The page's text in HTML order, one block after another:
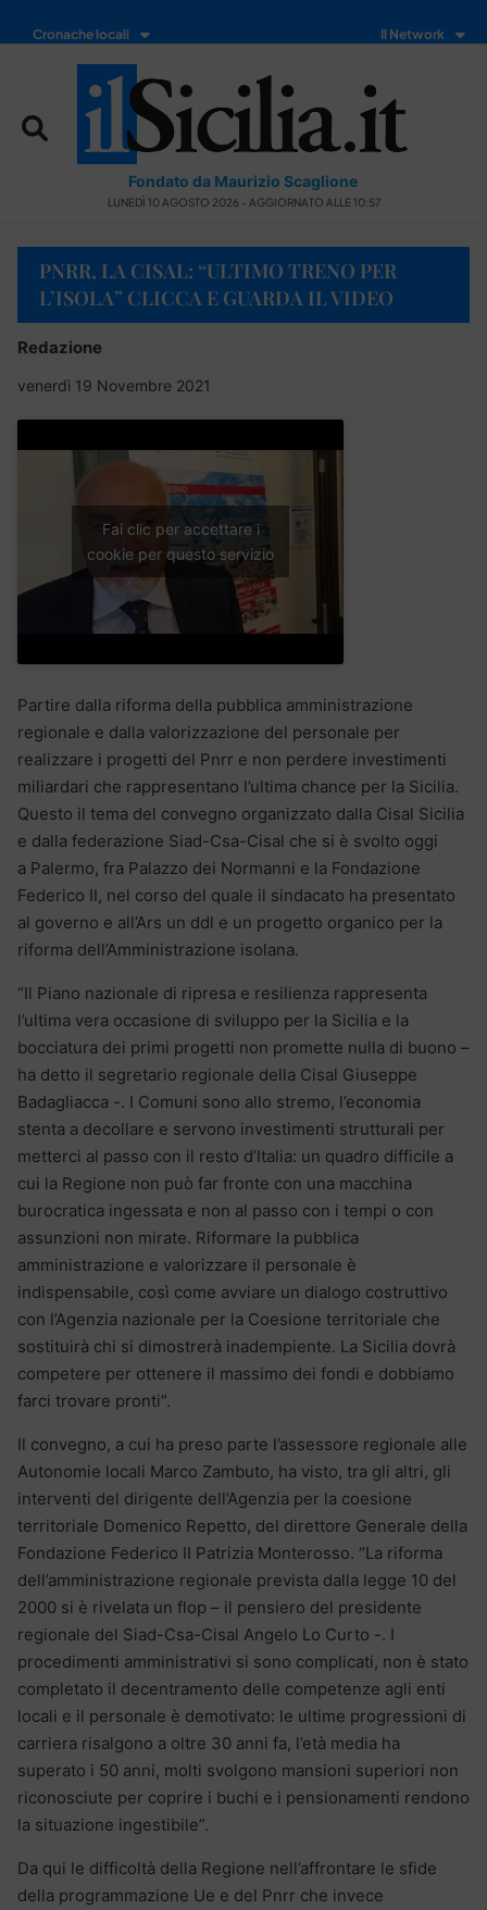
Cronache locali Il Network
Fondato da Maurizio Scaglione
LUNEDÌ 10 AGOSTO 2026 - AGGIORNATO ALLE 10:57
PNRR, LA CISAL: “ULTIMO TRENO PER
L’ISOLA” CLICCA E GUARDA IL VIDEO
Redazione
venerdì 19 Novembre 2021
Fai clic per accettare i
cookie per questo servizio
Partire dalla riforma della pubblica amministrazione
regionale e dalla valorizzazione del personale per
realizzare i progetti del Pnrr e non perdere investimenti
miliardari che rappresentano l’ultima chance per la Sicilia.
Questo il tema del convegno organizzato dalla Cisal Sicilia
e dalla federazione Siad-Csa-Cisal che si è svolto oggi
a Palermo, fra Palazzo dei Normanni e la Fondazione
Federico II, nel corso del quale il sindacato ha presentato
al governo e all’Ars un ddl e un progetto organico per la
riforma dell’Amministrazione isolana.
“Il Piano nazionale di ripresa e resilienza rappresenta
l’ultima vera occasione di sviluppo per la Sicilia e la
bocciatura dei primi progetti non promette nulla di buono –
ha detto il segretario regionale della Cisal Giuseppe
Badagliacca -. I Comuni sono allo stremo, l’economia
stenta a decollare e servono investimenti strutturali per
metterci al passo con il resto d’Italia: un quadro difficile a
cui la Regione non può far fronte con una macchina
burocratica ingessata e non al passo con i tempi o con
assunzioni non mirate. Riformare la pubblica
amministrazione e valorizzare il personale è
indispensabile, così come avviare un dialogo costruttivo
con l’Agenzia nazionale per la Coesione territoriale che
sostituirà chi si dimostrerà inadempiente. La Sicilia dovrà
competere per ottenere il massimo dei fondi e dobbiamo
farci trovare pronti”.
Il convegno, a cui ha preso parte l’assessore regionale alle
Autonomie locali Marco Zambuto, ha visto, tra gli altri, gli
interventi del dirigente dell’Agenzia per la coesione
territoriale Domenico Repetto, del direttore Generale della
Fondazione Federico II Patrizia Monterosso. “La riforma
dell’amministrazione regionale prevista dalla legge 10 del
2000 si è rivelata un flop – il pensiero del presidente
regionale del Siad-Csa-Cisal Angelo Lo Curto -. I
procedimenti amministrativi si sono complicati, non è stato
completato il decentramento delle competenze agli enti
locali e il personale è demotivato: le ultime progressioni di
carriera risalgono a oltre 30 anni fa, l’età media ha
superato i 50 anni, molti svolgono mansioni superiori non
riconosciute per coprire i buchi e i pensionamenti rendono
la situazione ingestibile”.
Da qui le difficoltà della Regione nell’affrontare le sfide
della programmazione Ue e del Pnrr che invece